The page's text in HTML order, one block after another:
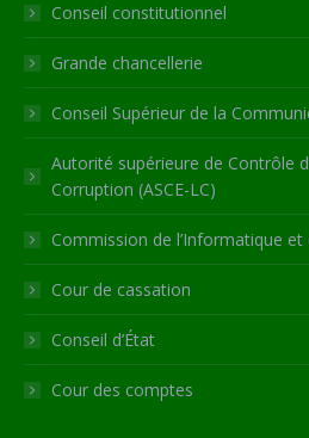
windowwindowwindowwindow
new
Conseil constitutionnel
Grande chancellerie
Conseil Supérieur de la
Autorité supérieure de Contrôle
Corruption (ASCE-LC)
Commission de l’Informatique et
Cour de cassation
Conseil d’État
Cour des comptes